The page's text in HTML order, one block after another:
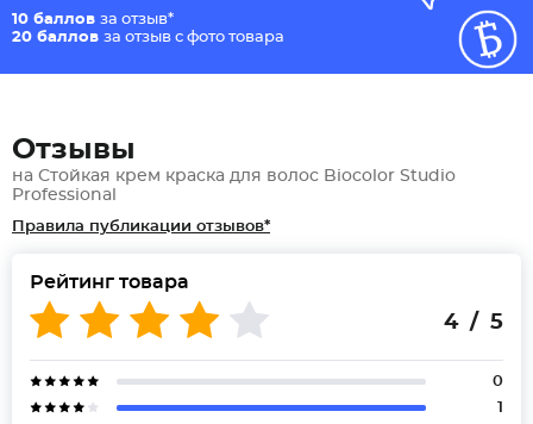
10 баллов за отзыв*
20 баллов за отзыв с фото товара
Отзывы
на Стойкая крем краска для волос Biocolor Studio
Professional
Правила публикации отзывов*
Рейтинг товара
4 / 5
0
1